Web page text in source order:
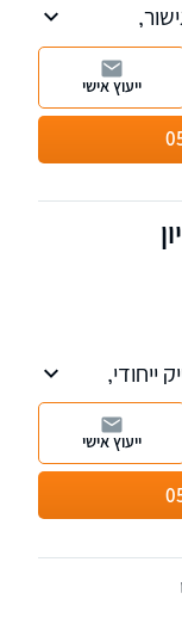
מתן
אישית
שירות
ייעוץ אישי
ייחודי,
ובתחום
שלב - החל
ייעוץ אישי